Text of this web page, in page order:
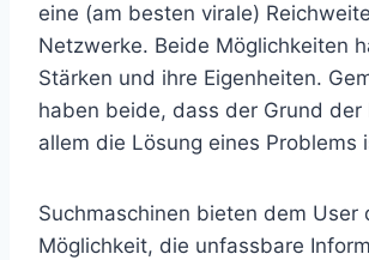
eine (am besten virale)
Netzwerke. Beide Möglichkeiten
Stärken und ihre Eigenheiten.
haben beide, dass der Grund der
allem die Lösung eines Problems
Suchmaschinen bieten dem User
Möglichkeit, die unfassbare